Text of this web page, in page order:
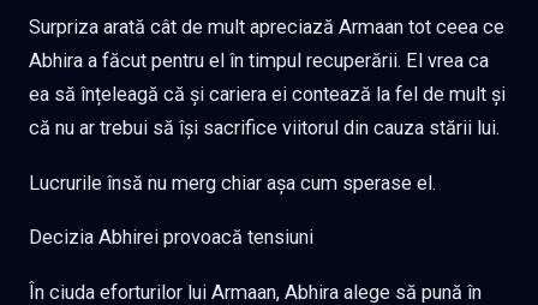
Surpriza arată cât de mult apreciază Armaan tot ceea ce
Abhira a făcut pentru el în timpul recuperării. El vrea ca
ea să înțeleagă că și cariera ei contează la fel de mult și
că nu ar trebui să își sacrifice viitorul din cauza stării lui.
Lucrurile însă nu merg chiar așa cum sperase el.
Decizia Abhirei provoacă tensiuni
În ciuda eforturilor lui Armaan, Abhira alege să pună în